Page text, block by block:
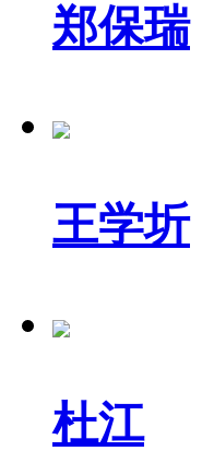
郑保瑞
王学圻
杜江